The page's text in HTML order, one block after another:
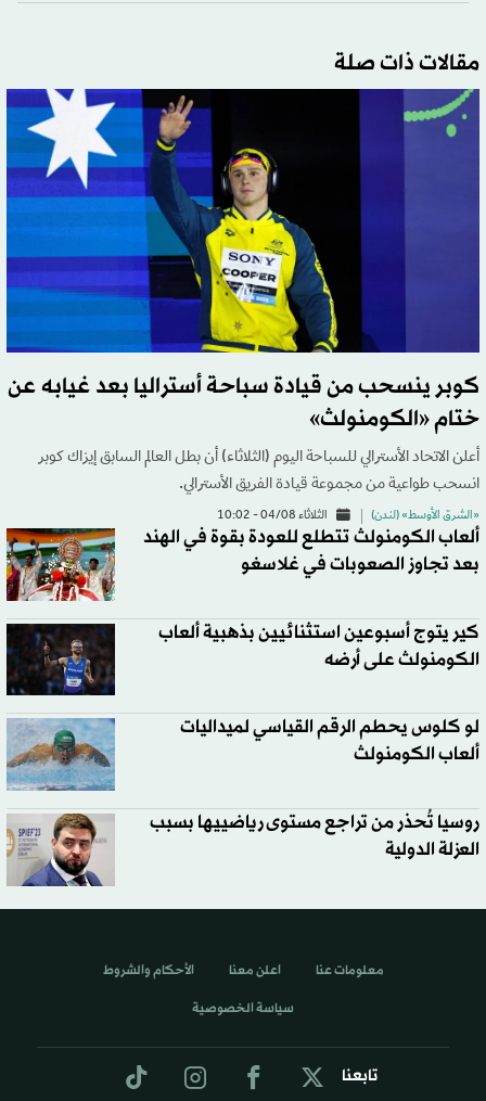
مقالات ذات صلة
كوبر ينسحب من قيادة سباحة أستراليا بعد غيابه عن
ختام «الكومنولث»
أعلن الاتحاد الأسترالي للسباحة اليوم (الثلاثاء) أن بطل العالم ​السابق إيزاك كوبر
انسحب طواعية من مجموعة قيادة الفريق الأسترالي.
«الشرق الأوسط» (لندن) الثلاثاء 04/08 - 10:02
ألعاب الكومنولث تتطلع للعودة بقوة في الهند
بعد تجاوز الصعوبات في غلاسغو
كير يتوج أسبوعين استثنائيين بذهبية ألعاب
الكومنولث على أرضه
لو كلوس يحطم الرقم القياسي لميداليات
ألعاب الكومنولث
روسيا تُحذر من تراجع مستوى رياضييها بسبب
العزلة الدولية
تابعنا
معلومات عنا اعلن معنا الأحكام والشروط
سياسة الخصوصية